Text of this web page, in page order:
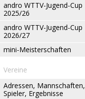
andro WTTV-Jugend-Cup
2025/26
andro WTTV-Jugend-Cup
2026/27
mini-Meisterschaften
Vereine
Adressen, Mannschaften,
Spieler, Ergebnisse